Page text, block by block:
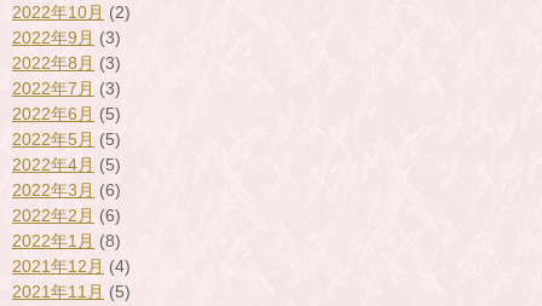
2022年10月 (2)
2022年9月 (3)
2022年8月 (3)
2022年7月 (3)
2022年6月 (5)
2022年5月 (5)
2022年4月 (5)
2022年3月 (6)
2022年2月 (6)
2022年1月 (8)
2021年12月 (4)
2021年11月 (5)